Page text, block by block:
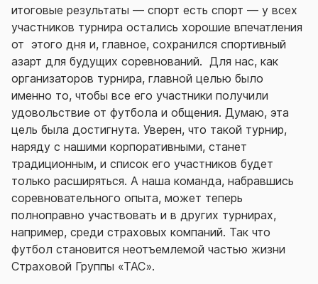
итоговые результаты — спорт есть спорт — у всех
участников турнира остались хорошие впечатления
от этого дня и, главное, сохранился спортивный
азарт для будущих соревнований. Для нас, как
организаторов турнира, главной целью было
именно то, чтобы все его участники получили
удовольствие от футбола и общения. Думаю, эта
цель была достигнута. Уверен, что такой турнир,
наряду с нашими корпоративными, станет
традиционным, и список его участников будет
только расширяться. А наша команда, набравшись
соревновательного опыта, может теперь
полноправно участвовать и в других турнирах,
например, среди страховых компаний. Так что
футбол становится неотъемлемой частью жизни
Страховой Группы «ТАС».